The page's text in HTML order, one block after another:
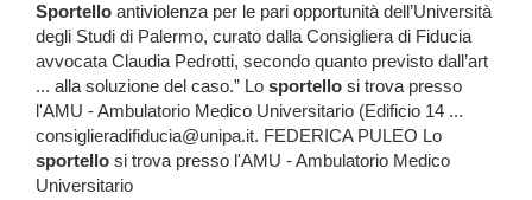
Sportello antiviolenza per le pari opportunità dell’Università
degli Studi di Palermo, curato dalla Consigliera di Fiducia
avvocata Claudia Pedrotti, secondo quanto previsto dall’art
... alla soluzione del caso.” Lo sportello si trova presso
l'AMU - Ambulatorio Medico Universitario (Edificio 14 ...
consiglieradifiducia@unipa.it. FEDERICA PULEO Lo
sportello si trova presso l'AMU - Ambulatorio Medico
Universitario